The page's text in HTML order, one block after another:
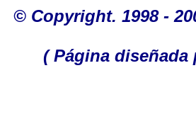
© Copyright. 1998 -
( Página diseñada